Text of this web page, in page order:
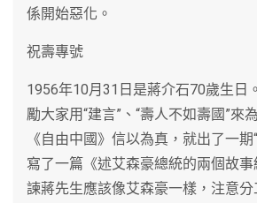
係開始惡化。
祝壽專號
1956年10月31日是蔣介石70歲生日
勵大家用“建言”、“壽人不如壽國”來
《自由中國》信以為真，就出了一
寫了一篇《述艾森豪總統的兩個故
諫蔣先生應該像艾森豪一樣，注意